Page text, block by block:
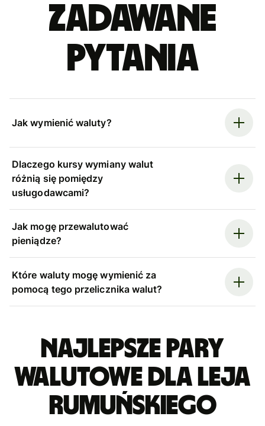
zadawane
pytania
Jak wymienić waluty?
Dlaczego kursy wymiany walut
różnią się pomiędzy
usługodawcami?
Jak mogę przewalutować
pieniądze?
Które waluty mogę wymienić za
pomocą tego przelicznika walut?
Najlepsze pary
walutowe dla leja
rumuńskiego